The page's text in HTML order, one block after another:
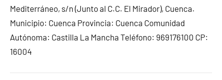
Mediterráneo, s/n (Junto al C.C. El Mirador), Cuenca.
Municipio: Cuenca Provincia: Cuenca Comunidad
Autónoma: Castilla La Mancha Teléfono: 969176100 CP:
16004